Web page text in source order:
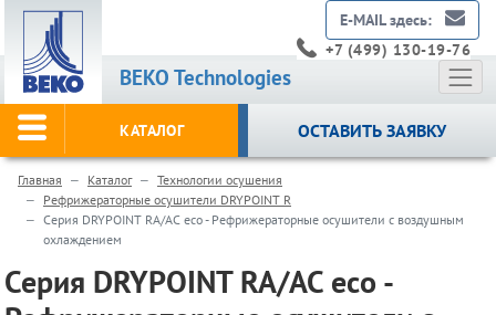
BEKO Technologies
E-MAIL здесь:
+7 (499) 130-19-76
КАТАЛОГ ОСТАВИТЬ ЗАЯВКУ
Главная Каталог
Технологии осушения
Рефрижераторные осушители DRYPOINT R
Серия DRYPOINT RA/AC eco - Рефрижераторные осушители с воздушным
охлаждением
Серия DRYPOINT RA/AC eco -